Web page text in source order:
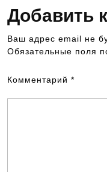
Добавить
Ваш адрес email не
Обязательные поля
Комментарий *